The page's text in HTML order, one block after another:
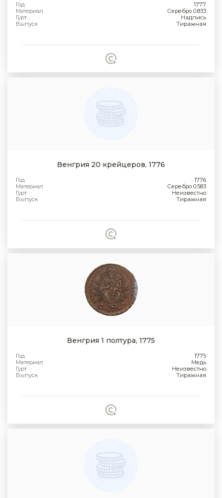
Год
1777
Материал
Серебро 0.833
Гурт
Надпись
Выпуск
Тиражная
Венгрия 20 крейцеров, 1776
Год
1776
Материал
Серебро 0.583
Гурт
Неизвестно
Выпуск
Тиражная
Венгрия 1 полтура, 1775
Год
1775
Материал
Медь
Гурт
Неизвестно
Выпуск
Тиражная